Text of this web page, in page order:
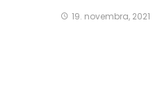
19. novembra, 2021